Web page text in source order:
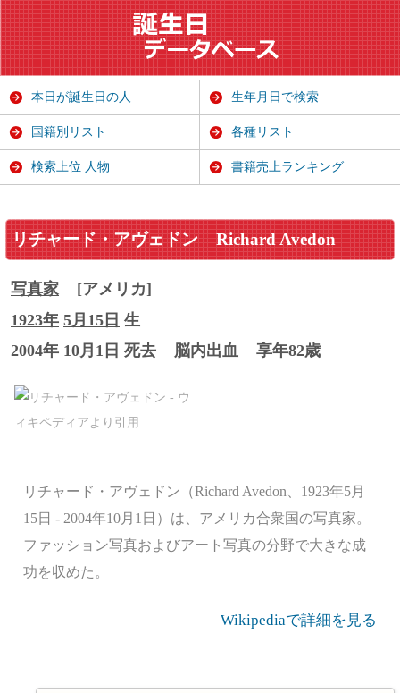
リチャード・アヴェドン Richard Avedon
写真家
[アメリカ]
1923年 5月15日 生
2004年 10月1日 死去
脳内出血 享年82歳
リチャード・アヴェドン（Richard Avedon、1923年5月
15日 - 2004年10月1日）は、アメリカ合衆国の写真家。
ファッション写真およびアート写真の分野で大きな成
功を収めた。
Wikipediaで詳細を見る
本日が誕生日の人 生年月日で検索
国籍別リスト 各種リスト
検索上位 人物 書籍売上ランキング